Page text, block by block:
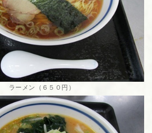
ラーメン（６５０円）